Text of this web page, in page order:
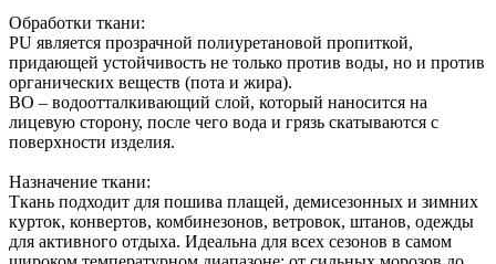
Обработки ткани:
PU является прозрачной полиуретановой пропиткой,
придающей устойчивость не только против воды, но и против
органических веществ (пота и жира).
ВО – водоотталкивающий слой, который наносится на
лицевую сторону, после чего вода и грязь скатываются с
поверхности изделия.
Назначение ткани:
Ткань подходит для пошива плащей, демисезонных и зимних
курток, конвертов, комбинезонов, ветровок, штанов, одежды
для активного отдыха. Идеальна для всех сезонов в самом